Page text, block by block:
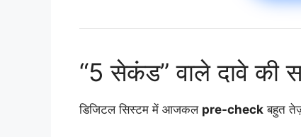
“5 सेकंड” वाले दावे की
डिजिटल सिस्टम में आजकल pre-check बहुत